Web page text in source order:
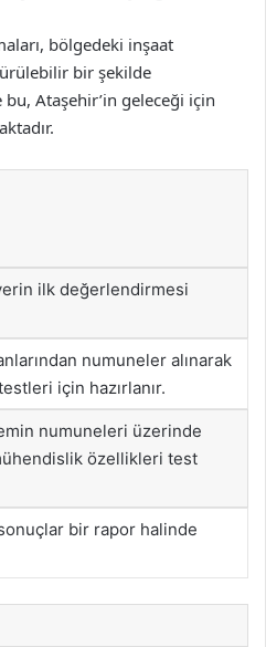
bölgedeki inşaat
bir şekilde
Ataşehir’in geleceği için
ilk değerlendirmesi
numuneler alınarak
için hazırlanır.
numuneleri üzerinde
özellikleri test
bir rapor halinde